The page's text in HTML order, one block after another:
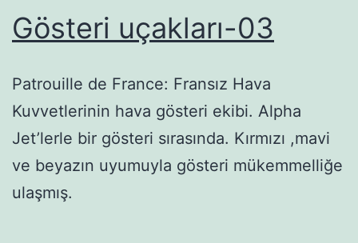
Gösteri uçakları-03
Patrouille de France: Fransız Hava
Kuvvetlerinin hava gösteri ekibi. Alpha
Jet’lerle bir gösteri sırasında. Kırmızı ,mavi
ve beyazın uyumuyla gösteri mükemmelliğe
ulaşmış.